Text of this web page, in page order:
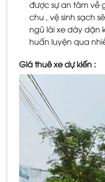
được sự an tâm về
chu , vệ sinh sạch
ngũ lái xe dày dặn
huấn luyện qua
Giá thuê xe dự kiến :